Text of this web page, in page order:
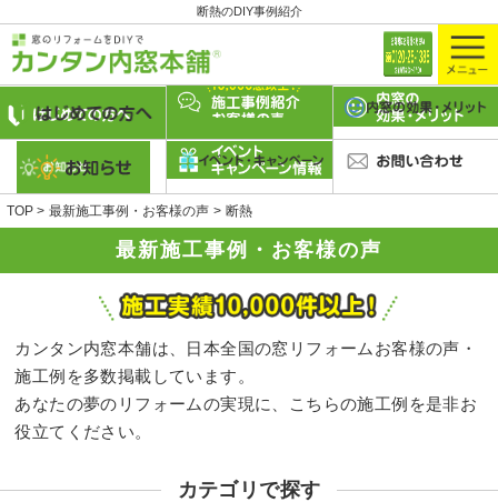
断熱のDIY事例紹介
最新施工事例・お客様の声
TOP 最新施工事例・お客様の声 断熱
カンタン内窓本舗は、日本全国の窓リフォームお客様の声・
施工例を多数掲載しています。
あなたの夢のリフォームの実現に、こちらの施工例を是非お
役立てください。
カテゴリで探す